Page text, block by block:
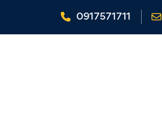
0917571711
Home Nghiệp vụ Kế